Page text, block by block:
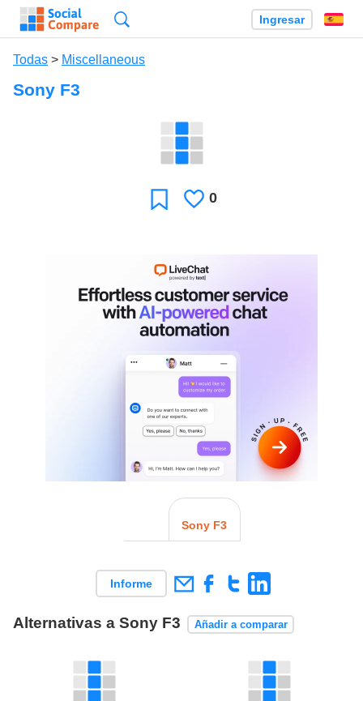
Ingresar
Todas > Miscellaneous
Sony F3
Favoritos
Le
0
Sony F3
Informe
Alternativas a Sony F3 Añadir a comparar